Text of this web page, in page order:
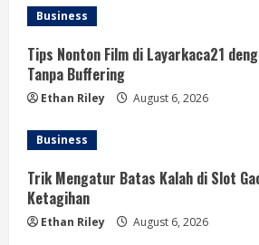
Business
Tips Nonton Film di Layarkaca21
Tanpa Buffering
Ethan Riley August 6, 2026
Business
Trik Mengatur Batas Kalah di Slot
Ketagihan
Ethan Riley August 6, 2026